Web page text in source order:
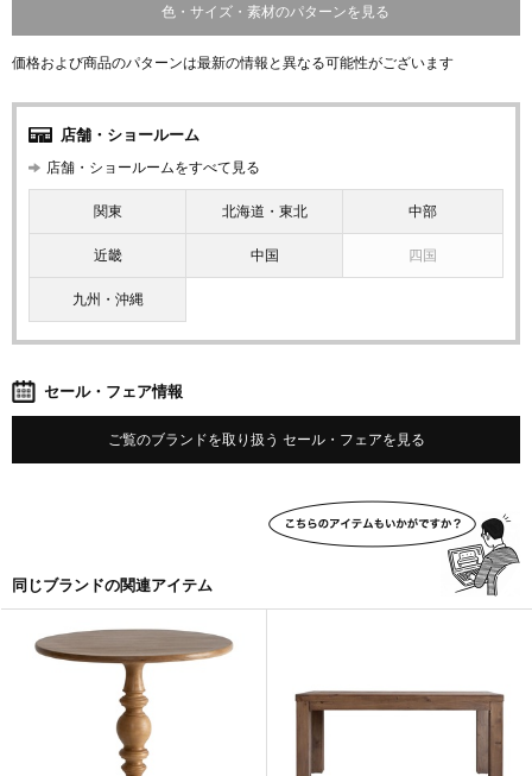
色・サイズ・素材のパターンを見る
価格および商品のパターンは最新の情報と異なる可能性がございます
店舗・ショールーム
店舗・ショールームをすべて見る
関東 北海道・東北 中部
近畿 中国 四国
九州・沖縄
セール・フェア情報
ご覧のブランドを取り扱う セール・フェアを見る
同じブランドの関連アイテム